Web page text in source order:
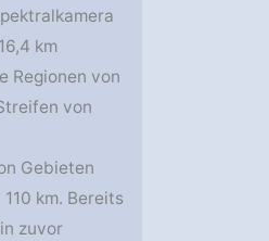
km
Regionen von
von
Gebieten
km. Bereits
zuvor